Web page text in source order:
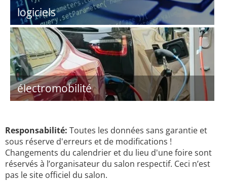
logiciels
électromobilité
Responsabilité: Toutes les données sans garantie et
sous réserve d'erreurs et de modifications !
Changements du calendrier et du lieu d'une foire sont
réservés à l’organisateur du salon respectif. Ceci n’est
pas le site officiel du salon.